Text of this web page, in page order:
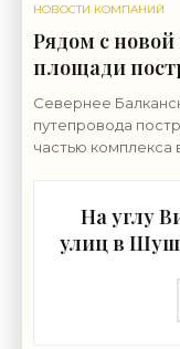
НОВОСТИ КОМПАНИЙ
Рядом с
площади
новости
Севернее
путепровода
частью комплекса
На углу
улиц в